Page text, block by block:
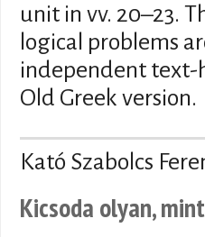
unit in vv. 20–23.
logical problems
independent text-
Old Greek version.
Kató Szabolcs
Kicsoda olyan,